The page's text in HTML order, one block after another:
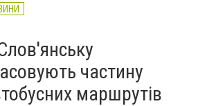
частину
маршрутів